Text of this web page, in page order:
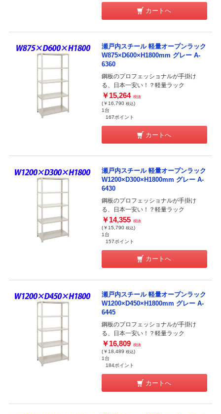
カートへ
瀬戸内スチール 軽量オープンラック
W875×D600×H1800mm グレー A-
6360
鋼板のプロフェッショナルが手掛け
る、日本一安い！？軽量ラック
￥15,264 税抜
(￥16,790 税込)
1台
167ポイント
カートへ
瀬戸内スチール 軽量オープンラック
W1200×D300×H1800mm グレー A-
6430
鋼板のプロフェッショナルが手掛け
る、日本一安い！？軽量ラック
￥14,355 税抜
(￥15,790 税込)
1台
157ポイント
カートへ
瀬戸内スチール 軽量オープンラック
W1200×D450×H1800mm グレー A-
6445
鋼板のプロフェッショナルが手掛け
る、日本一安い！？軽量ラック
￥16,809 税抜
(￥18,489 税込)
1台
184ポイント
カートへ